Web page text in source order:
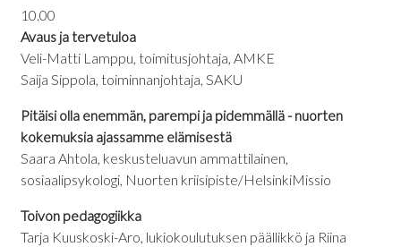
10.00
Avaus ja tervetuloa
Veli-Matti Lamppu, toimitusjohtaja, AMKE
Saija Sippola, toiminnanjohtaja, SAKU
Pitäisi olla enemmän, parempi ja pidemmällä - nuorten
kokemuksia ajassamme elämisestä
Saara Ahtola, keskusteluavun ammattilainen,
sosiaalipsykologi, Nuorten kriisipiste/HelsinkiMissio
Toivon pedagogiikka
Tarja Kuuskoski-Aro, lukiokoulutuksen päällikkö ja Riina